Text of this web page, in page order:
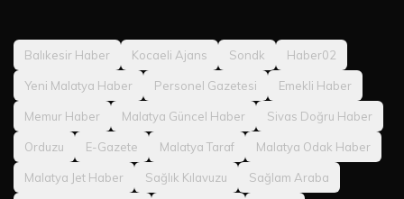
Balıkesir Haber Kocaeli Ajans Sondk Haber02
Yeni Malatya Haber Personel Gazetesi Emekli Haber
Memur Haber Malatya Güncel Haber Sivas Doğru Haber
Orduzu E-Gazete Malatya Taraf Malatya Odak Haber
Malatya Jet Haber Sağlık Kılavuzu Sağlam Araba